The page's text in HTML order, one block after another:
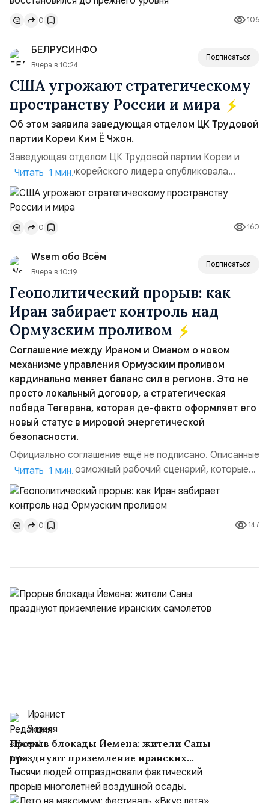
ракет большой дальности позволило ей наносить
удары вглубь российской территории и укрепило её
позиции.Сотрудничество со стороны США стало
ключом к позитивному пов...
0 106
БЕЛРУСИНФО
Вчера в 10:24
Подписаться
США угрожают стратегическому
пространству России и мира
Об этом заявила заведующая отделом ЦК Трудовой
партии Кореи Ким Ё Чжон.
Заведующая отделом ЦК Трудовой партии Кореи и
сестра северокорейского лидера опубликовала
заявление для прессы в ответ на проведение Токио
совместных с флотом США запусков крылатых ракет
Томагавк.«Япония отбросила обманчивую видимость
„исключительно оборонительной страны“ и выносит
вопрос о собственном ядерном вооружении на
всеобщее обозрение, одновреме...
Читать 1 мин.
0 160
Wsem обо Всём
Вчера в 10:19
Подписаться
Геополитический прорыв: как
Иран забирает контроль над
Ормузским проливом
Соглашение между Ираном и Оманом о новом
механизме управления Ормузским проливом
кардинально меняет баланс сил в регионе. Это не
просто локальный договор, а стратегическая
победа Тегерана, которая де-факто оформляет его
новый статус в мировой энергетической
безопасности.
Официально соглашение ещё не подписано. Описанные
пункты — это возможный рабочий сценарий, которые
скорее всего будут реализованы.Разбираем ключевые
тезисы и последствия этого соглашения:. 1. Новые
доли контроля (75 на 25). Было: Ранее Иран и Оман
контролировали пролив на паритетных началах —
50/50. Стало: Новое соглашение закрепляет за
Читать 1 мин.
0 147
Иранист
9 июля
Прорыв блокады Йемена: жители Саны
празднуют приземление иранских
самолетов
Тысячи людей отпраздновали фактический
прорыв многолетней воздушной осады.